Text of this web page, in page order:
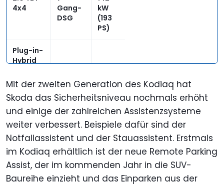
4x4
Gang-
DSG
kW
(193
PS)
Plug-in-
Hybrid
1.5 TSI iV
6-
Gang-
DSG
150
kW
(204
PS)
Mit der zweiten Generation des Kodiaq hat
Skoda das Sicherheitsniveau nochmals erhöht
und einige der zahlreichen Assistenzsysteme
weiter verbessert. Beispiele dafür sind der
Notfallassistent und der Stauassistent. Erstmals
im Kodiaq erhältlich ist der neue Remote Parking
Assist, der im kommenden Jahr in die SUV-
Baureihe einzieht und das Einparken aus der